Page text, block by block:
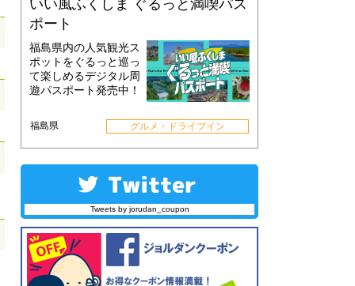
いい風ふくしま ぐるっと満喫パス
ポート
福島県内の人気観光ス
ポットをぐるっと巡っ
て楽しめるデジタル周
遊パスポート発売中！
福島県 グルメ・ドライブイン
Tweets by jorudan_coupon